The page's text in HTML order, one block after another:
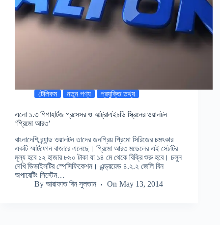
টেলিকম নতুন পণ্য প্রযুক্তি তথ্য
এলো ১.৩ গিগাহার্টজ প্রসেসর ও আল্ট্রাএইচডি স্ক্রিনের ওয়ালটন
‘প্রিমো আর৩’
বাংলাদেশি ব্র্যান্ড ওয়ালটন তাদের জনপ্রিয় প্রিমো সিরিজের চমৎকার
একটি স্মার্টফোন বাজারে এনেছে। প্রিমো আর৩ মডেলের এই সেটটির
মূল্য হবে ১২ হাজার ৮৯০ টাকা যা ১৪ মে থেকে বিক্রি শুরু হবে। চলুন
দেখি ডিভাইসটির স্পেসিফিকেশন। এন্ড্রয়েড ৪.২.২ জেলি বিন
অপারেটিং সিস্টেম…
By আরাফাত বিন সুলতান On May 13, 2014